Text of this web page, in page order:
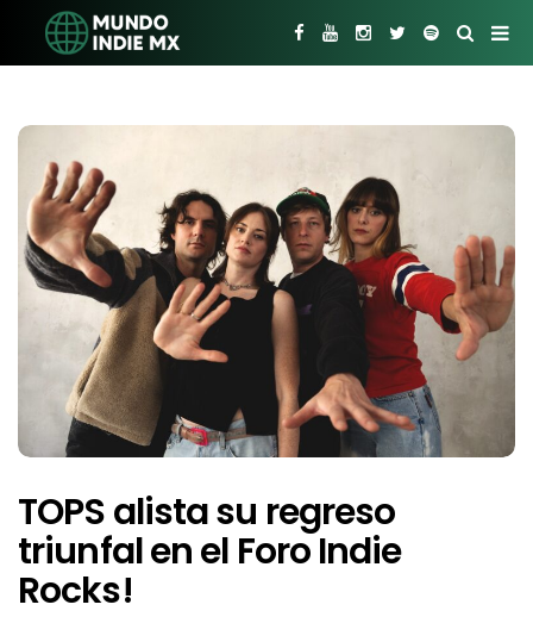
TOPS alista su regreso
triunfal en el Foro Indie
Rocks!